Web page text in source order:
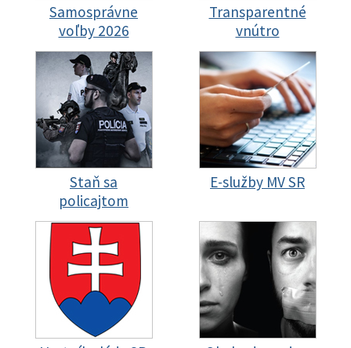
Samosprávne
voľby 2026
Transparentné
vnútro
Staň sa
policajtom
E-služby MV SR